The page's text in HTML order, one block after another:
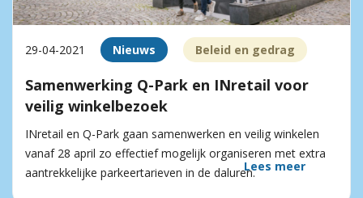
29-04-2021 Nieuws Beleid en gedrag
Samenwerking Q-Park en INretail voor
veilig winkelbezoek
INretail en Q-Park gaan samenwerken en veilig winkelen
vanaf 28 april zo effectief mogelijk organiseren met extra
aantrekkelijke parkeertarieven in de daluren.Lees meer